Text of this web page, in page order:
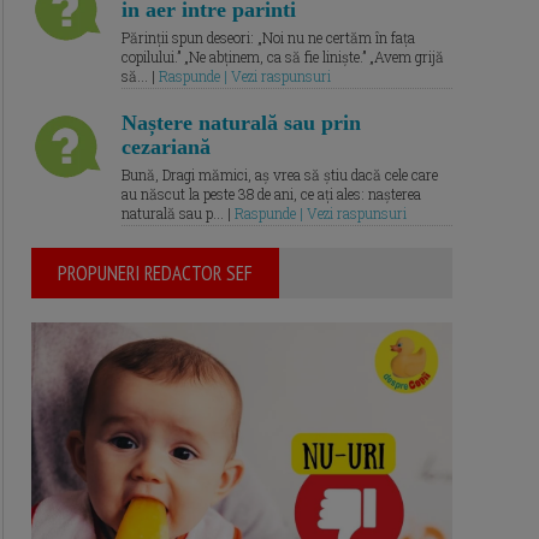
in aer intre parinti
Părinții spun deseori: „Noi nu ne certăm în fața
copilului.” „Ne abținem, ca să fie liniște.” „Avem grijă
să... | Raspunde | Vezi raspunsuri
Naștere naturală sau prin
cezariană
Bună, Dragi mămici, aș vrea să știu dacă cele care
au născut la peste 38 de ani, ce ați ales: nașterea
naturală sau p... | Raspunde | Vezi raspunsuri
PROPUNERI REDACTOR SEF